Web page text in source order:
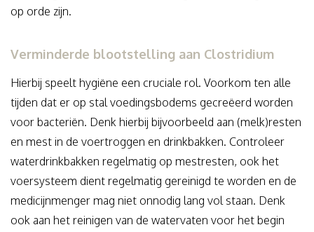
op orde zijn.
Verminderde blootstelling aan Clostridium
Hierbij speelt hygiëne een cruciale rol. Voorkom ten alle
tijden dat er op stal voedingsbodems gecreëerd worden
voor bacteriën. Denk hierbij bijvoorbeeld aan (melk)resten
en mest in de voertroggen en drinkbakken. Controleer
waterdrinkbakken regelmatig op mestresten, ook het
voersysteem dient regelmatig gereinigd te worden en de
medicijnmenger mag niet onnodig lang vol staan. Denk
ook aan het reinigen van de watervaten voor het begin